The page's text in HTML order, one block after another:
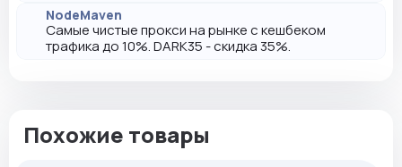
NodeMaven
Самые чистые прокси на рынке с кешбеком
трафика до 10%. DARK35 - скидка 35%.
Похожие товары